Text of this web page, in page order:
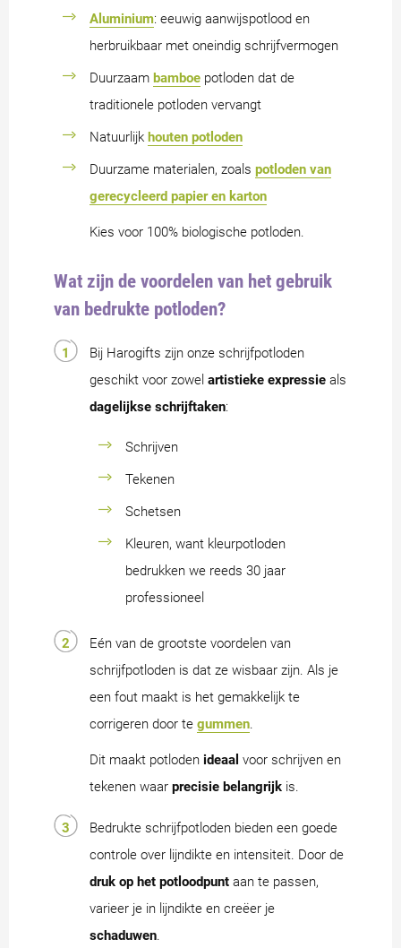
Aluminium: eeuwig aanwijspotlood en
herbruikbaar met oneindig schrijfvermogen
Duurzaam bamboe potloden dat de
traditionele potloden vervangt
Natuurlijk houten potloden
Duurzame materialen, zoals potloden van
gerecycleerd papier en karton
Kies voor 100% biologische potloden.
Wat zijn de voordelen van het gebruik
van bedrukte potloden?
Bij Harogifts zijn onze schrijfpotloden
geschikt voor zowel artistieke expressie als
dagelijkse schrijftaken:
Schrijven
Tekenen
Schetsen
Kleuren, want kleurpotloden
bedrukken we reeds 30 jaar
professioneel
Eén van de grootste voordelen van
schrijfpotloden is dat ze wisbaar zijn. Als je
een fout maakt is het gemakkelijk te
corrigeren door te gummen.
Dit maakt potloden ideaal voor schrijven en
tekenen waar precisie belangrijk is.
Bedrukte schrijfpotloden bieden een goede
controle over lijndikte en intensiteit. Door de
druk op het potloodpunt aan te passen,
varieer je in lijndikte en creëer je
schaduwen.